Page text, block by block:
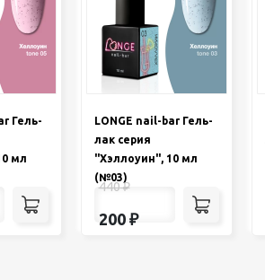
Гель-
мл
LONGE nail-bar Гель-
лак серия
"Хэллоуин", 10 мл
(№03)
440₽
200 ₽